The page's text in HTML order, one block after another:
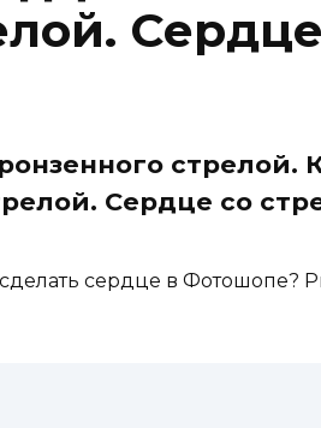
стрелой.
Сердце со
сердце в Фотошопе?